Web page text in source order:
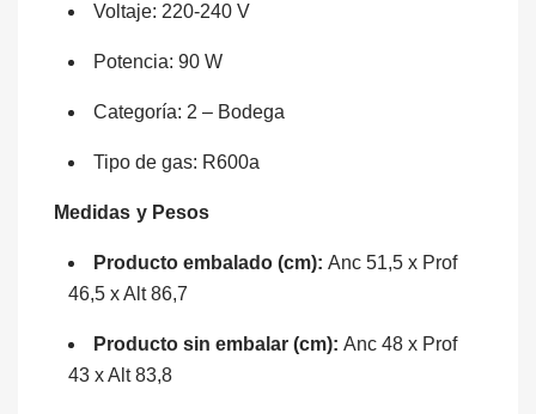
Voltaje: 220-240 V
Potencia: 90 W
Categoría: 2 – Bodega
Tipo de gas: R600a
Medidas y Pesos
Producto embalado (cm): Anc 51,5 x Prof
46,5 x Alt 86,7
Producto sin embalar (cm): Anc 48 x Prof
43 x Alt 83,8